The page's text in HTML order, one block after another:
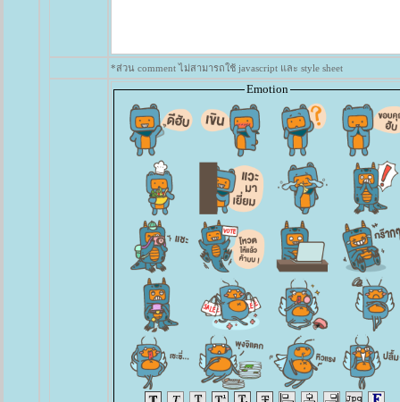
*ส่วน comment ไม่สามารถใช้ javascript และ style sheet
Emotion